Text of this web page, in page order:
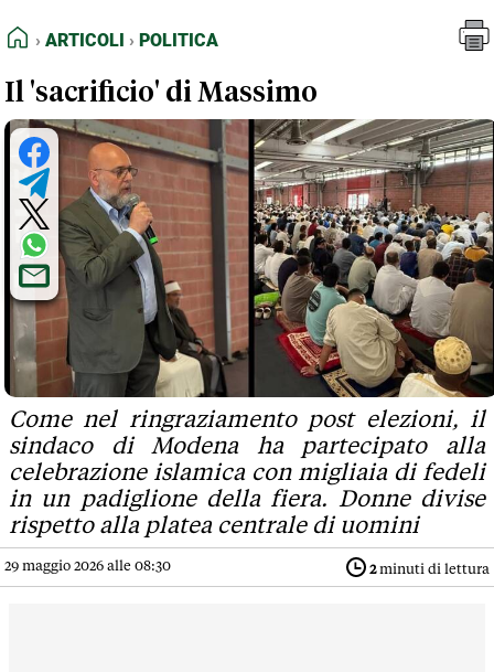
FEED RSS
NORMATIVE DEONTOLOGICHE
TERMINI e CONDIZIONI
HOME
ARTICOLI POLITICA
Il 'sacrificio' di Massimo
Come nel ringraziamento post elezioni, il
sindaco di Modena ha partecipato alla
celebrazione islamica con migliaia di fedeli
in un padiglione della fiera. Donne divise
rispetto alla platea centrale di uomini
29 maggio 2026 alle 08:30 2minuti di lettura